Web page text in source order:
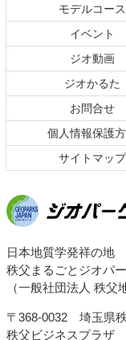
文
へ
へ
モデルコース
イベント
ジオ動画
ジオかるた
お問合せ
個人情報保護
サイトマップ
ジオパー
日本地質学発祥の地
秩父まるごとジオパ
（一般社団法人 秩父
〒368-0032 埼玉県
秩父ビジネスプラザ